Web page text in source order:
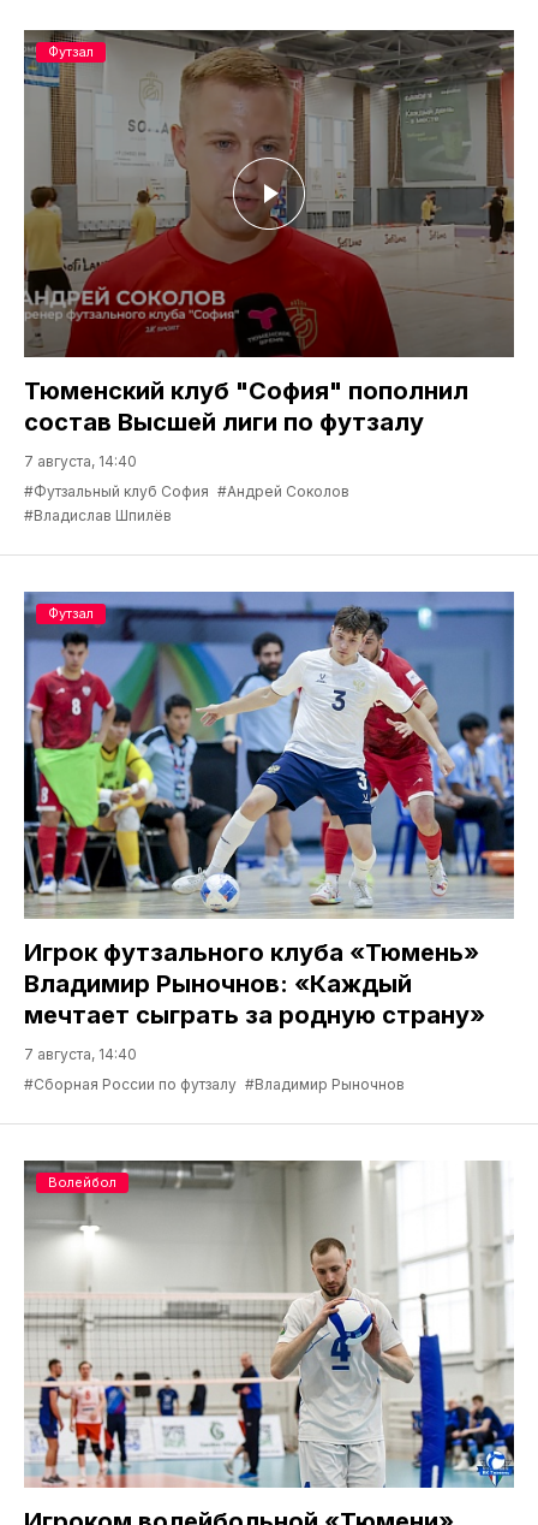
Тюменский клуб "София" пополнил
состав Высшей лиги по футзалу
7 августа, 14:40
#Футзальный клуб София #Андрей Соколов
#Владислав Шпилёв
Футзал
Игрок футзального клуба «Тюмень»
Владимир Рыночнов: «Каждый
мечтает сыграть за родную страну»
7 августа, 14:40
#Сборная России по футзалу #Владимир Рыночнов
Футзал
Волейбол